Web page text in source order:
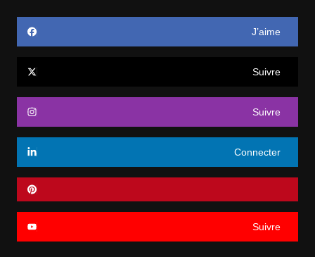
J’aime
Suivre
Suivre
Connecter
Suivre